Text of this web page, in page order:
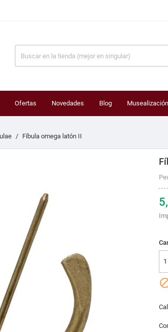
Ofertas Novedades Blog Musealización
Fíbula omega latón II